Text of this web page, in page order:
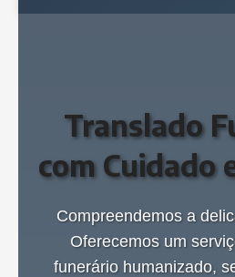
Translado
com Cuidado
Compreendemos a
Oferecemos um
funerário humanizado,